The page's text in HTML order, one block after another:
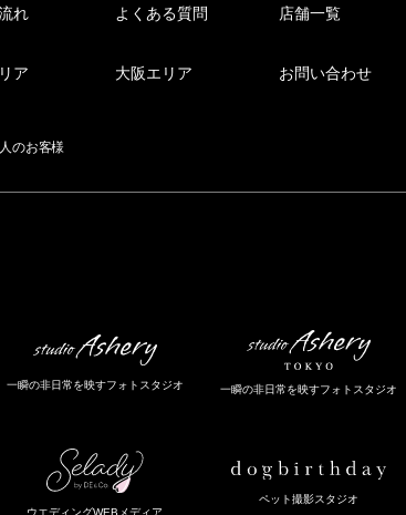
れ よくある質問 店舗一覧
ア 大阪エリア お問い合わせ
のお客様
一瞬の非日常を映すフォトスタジオ 一瞬の非日常を映すフォトスタジオ
ウエディングWEBメディア
ペット撮影スタジオ